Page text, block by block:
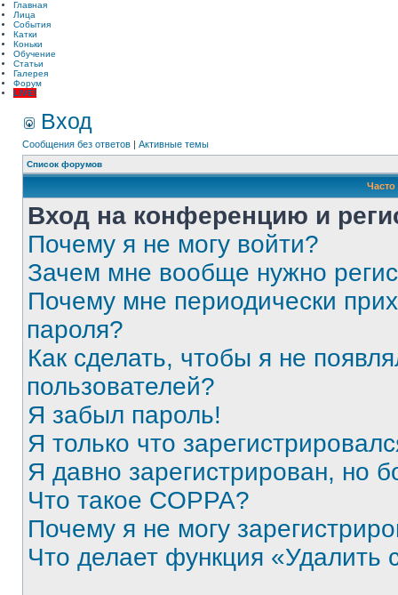
Главная
Лица
События
Катки
Коньки
Обучение
Статьи
Галерея
Форум
LIVE!
Вход
Сообщения без ответов | Активные темы
Список форумов
Вход на конференцию и
Почему я не могу войти?
Зачем мне вообще нужно
Почему мне периодически
пароля?
Как сделать, чтобы я не
пользователей?
Я забыл пароль!
Я только что
Я давно зарегистрирован, но
Что такое COPPA?
Почему я не могу
Что делает функция «Удалить